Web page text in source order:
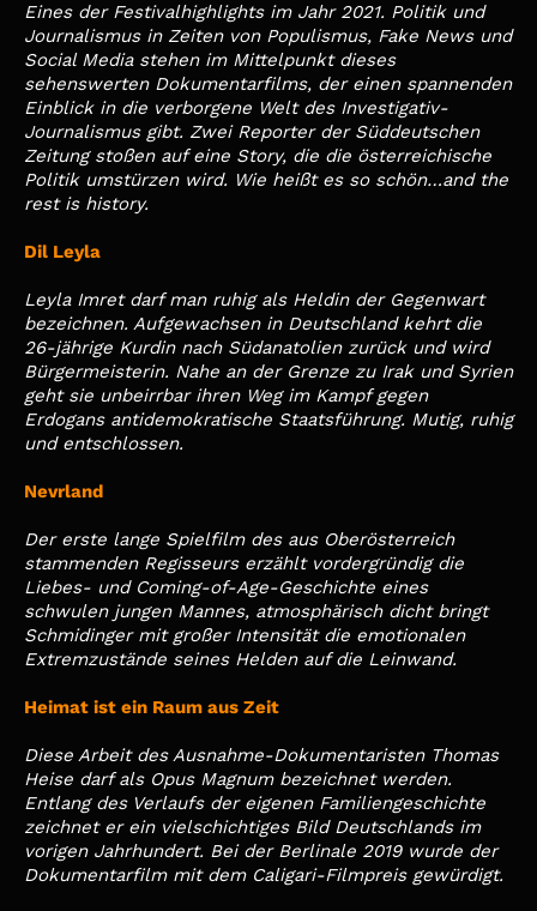
Eines der Festivalhighlights im Jahr 2021. Politik und
Journalismus in Zeiten von Populismus, Fake News und
Social Media stehen im Mittelpunkt dieses
sehenswerten Dokumentarfilms, der einen spannenden
Einblick in die verborgene Welt des Investigativ-
Journalismus gibt. Zwei Reporter der Süddeutschen
Zeitung stoßen auf eine Story, die die österreichische
Politik umstürzen wird. Wie heißt es so schön…and the
rest is history.
Dil Leyla
Leyla Imret darf man ruhig als Heldin der Gegenwart
bezeichnen. Aufgewachsen in Deutschland kehrt die
26-jährige Kurdin nach Südanatolien zurück und wird
Bürgermeisterin. Nahe an der Grenze zu Irak und Syrien
geht sie unbeirrbar ihren Weg im Kampf gegen
Erdogans antidemokratische Staatsführung. Mutig, ruhig
und entschlossen.
Nevrland
Der erste lange Spielfilm des aus Oberösterreich
stammenden Regisseurs erzählt vordergründig die
Liebes- und Coming-of-Age-Geschichte eines
schwulen jungen Mannes, atmosphärisch dicht bringt
Schmidinger mit großer Intensität die emotionalen
Extremzustände seines Helden auf die Leinwand.
Heimat ist ein Raum aus Zeit
Diese Arbeit des Ausnahme-Dokumentaristen Thomas
Heise darf als Opus Magnum bezeichnet werden.
Entlang des Verlaufs der eigenen Familiengeschichte
zeichnet er ein vielschichtiges Bild Deutschlands im
vorigen Jahrhundert. Bei der Berlinale 2019 wurde der
Dokumentarfilm mit dem Caligari-Filmpreis gewürdigt.